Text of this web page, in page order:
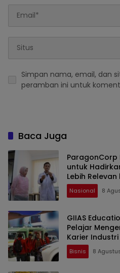
Simpan nama, email, dan
peramban ini untuk
Baca Juga
ParagonCorp
untuk
Lebih
Indonesia
Nasional 8
GIIAS
Pelajar
Karier
Bisnis 8